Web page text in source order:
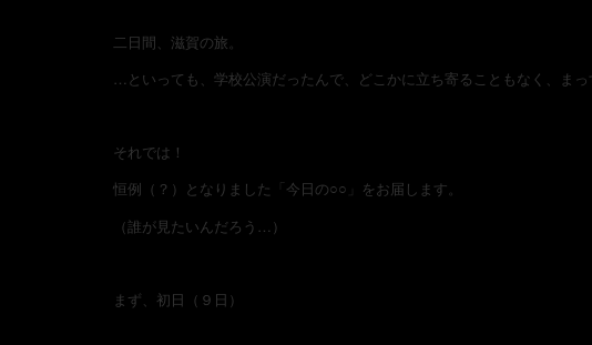
二日間、滋賀の旅。
…といっても、学校公演だったんで、どこかに立ち寄ることもなく、まっ
それでは！
恒例（？）となりました「今日の○○」をお届します。
（誰が見たいんだろう…）
まず、初日（９日）